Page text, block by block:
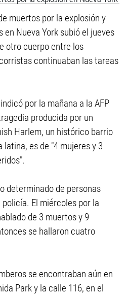
muertos por la explosión y
Nueva York subió el jueves
otro cuerpo entre los
continuaban las tareas
por la mañana a la AFP
producida por un
Harlem, un histórico barrio
es de "4 mujeres y 3
determinado de personas
El miércoles por la
de 3 muertos y 9
se hallaron cuatro
se encontraban aún en
Park y la calle 116, en el